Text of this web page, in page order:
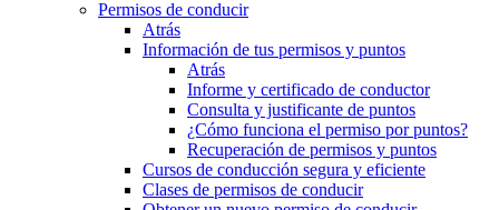
Permisos de conducir
Atrás
Información de tus permisos y puntos
Atrás
Informe y certificado de conductor
Consulta y justificante de puntos
¿Cómo funciona el permiso por puntos?
Recuperación de permisos y puntos
Cursos de conducción segura y eficiente
Clases de permisos de conducir